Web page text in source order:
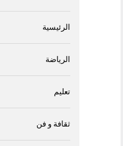
الرئيسية
الرياضة
تعليم
ثقافة و فن